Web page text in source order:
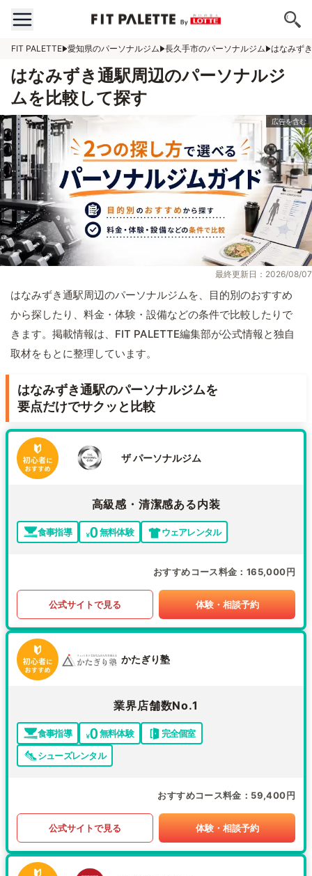
FIT PALETTE 愛知県のパーソナルジム 長久手市のパーソナルジム はなみず
はなみずき通駅周辺のパーソナルジ
ムを比較して探す
最終更新日：2026/08/07
はなみずき通駅周辺のパーソナルジムを、目的別のおすすめ
から探したり、料金・体験・設備などの条件で比較したりで
きます。掲載情報は、FIT PALETTE編集部が公式情報と独自
取材をもとに整理しています。
はなみずき通駅のパーソナルジムを
要点だけでサクッと比較
ザ パーソナルジム
高級感・清潔感ある内装
食事指導 無料体験 ウェアレンタル
おすすめコース料金 165,000円
公式サイトで見る 体験・相談予約
かたぎり塾
業界店舗数No.1
食事指導 無料体験
完全個室
シューズレンタル
おすすめコース料金 59,400円
公式サイトで見る 体験・相談予約